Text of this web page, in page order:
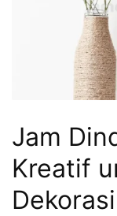
Jam
Kreatif
Dekorasi